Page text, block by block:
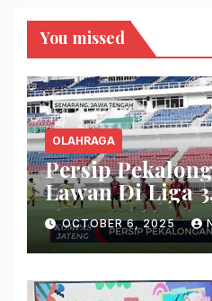
You missed
OLAHRAGA
Persip
Lawan Di Liga
Bergemuruh
OCTOBER 6, 2025